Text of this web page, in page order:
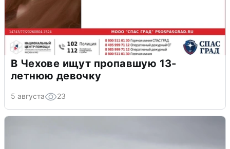
В Чехове ищут пропавшую 13-
летнюю девочку
5 августа 23